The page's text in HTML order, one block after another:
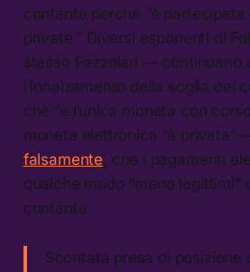
contante perché “è partecipata
private.” Diversi esponenti di
stesso Fazzolari — continuano
l’innalzamento della soglia del
che “è l’unica moneta con
moneta elettronica “è privata”
falsamente, che i pagamenti
qualche modo “meno legittimi”
contante.
Scontata presa di posizione